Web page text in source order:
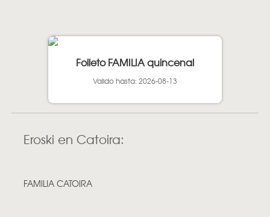
Folleto FAMILIA quincenal
Valido hasta: 2026-08-13
Eroski en Catoira:
FAMILIA CATOIRA